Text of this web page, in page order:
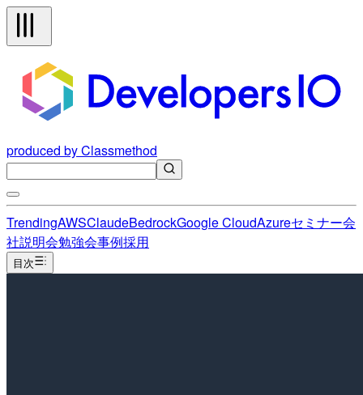
produced by Classmethod
TrendingAWSClaudeBedrockGoogle CloudAzureセミナー会
社説明会勉強会事例採用
目次